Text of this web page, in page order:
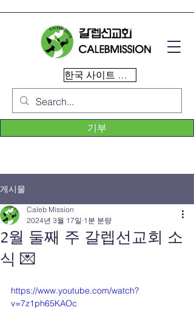
한국 사이트 이동
기부
게시물
2월 둘째 주 갈렙선교회 소
식 💌
Caleb Mission
2024년 3월 17일 1분 분량
https://www.youtube.com/watch?
v=7z1ph65KAOc